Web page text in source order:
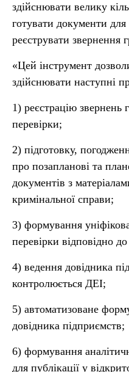
здійснювати велику
готувати документи
реєструвати звернення
«Цей інструмент
здійснювати наступні
1) реєстрацію звернень
перевірки;
2) підготовку,
про позапланові та
документів з
кримінальної справи;
3) формування
перевірки відповідно
4) ведення довідника
контролюється ДЕІ;
5) автоматизоване
довідника підприємств;
6) формування
для публікації у